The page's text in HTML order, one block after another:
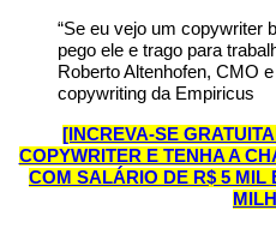
“Se eu vejo um copywriter
pego ele e trago para
Roberto Altenhofen, CMO
copywriting da Empiricus
[INCREVA-SE
COPYWRITER E TENHA A
COM SALÁRIO DE R$ 5 MIL